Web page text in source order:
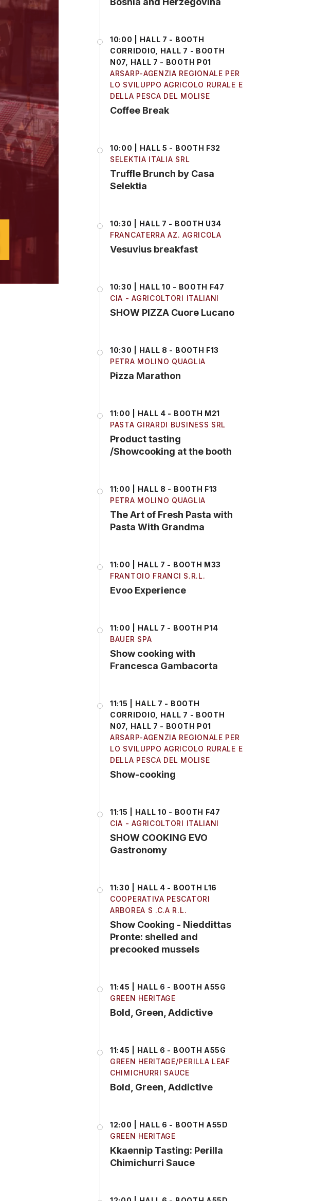
10:00 | HALL 7 - BOOTH
CORRIDOIO, HALL 7 - BOOTH
N07, HALL 7 - BOOTH P01
ARSARP-AGENZIA REGIONALE PER
LO SVILUPPO AGRICOLO RURALE E
DELLA PESCA DEL MOLISE
Coffee Break
10:00 | HALL 5 - BOOTH F32
SELEKTIA ITALIA SRL
Truffle Brunch by Casa
Selektia
10:30 | HALL 7 - BOOTH U34
FRANCATERRA AZ. AGRICOLA
Vesuvius breakfast
10:30 | HALL 10 - BOOTH F47
CIA - AGRICOLTORI ITALIANI
SHOW PIZZA Cuore Lucano
10:30 | HALL 8 - BOOTH F13
PETRA MOLINO QUAGLIA
Pizza Marathon
11:00 | HALL 4 - BOOTH M21
PASTA GIRARDI BUSINESS SRL
Product tasting
/Showcooking at the booth
11:00 | HALL 8 - BOOTH F13
PETRA MOLINO QUAGLIA
The Art of Fresh Pasta with
Pasta With Grandma
11:00 | HALL 7 - BOOTH M33
FRANTOIO FRANCI S.R.L.
Evoo Experience
11:00 | HALL 7 - BOOTH P14
BAUER SPA
Show cooking with
Francesca Gambacorta
11:15 | HALL 7 - BOOTH
CORRIDOIO, HALL 7 - BOOTH
N07, HALL 7 - BOOTH P01
ARSARP-AGENZIA REGIONALE PER
LO SVILUPPO AGRICOLO RURALE E
DELLA PESCA DEL MOLISE
Show-cooking
11:15 | HALL 10 - BOOTH F47
CIA - AGRICOLTORI ITALIANI
SHOW COOKING EVO
Gastronomy
11:30 | HALL 4 - BOOTH L16
COOPERATIVA PESCATORI
ARBOREA S .C.A R.L.
Show Cooking - Nieddittas
Pronte: shelled and
precooked mussels
11:45 | HALL 6 - BOOTH A55G
GREEN HERITAGE
Bold, Green, Addictive
11:45 | HALL 6 - BOOTH A55G
GREEN HERITAGE/PERILLA LEAF
CHIMICHURRI SAUCE
Bold, Green, Addictive
12:00 | HALL 6 - BOOTH A55D
GREEN HERITAGE
Kkaennip Tasting: Perilla
Chimichurri Sauce